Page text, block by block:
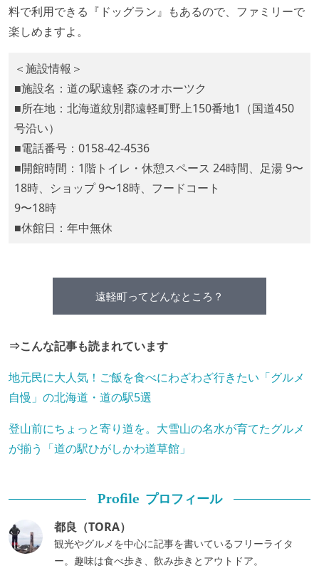
料で利用できる『ドッグラン』もあるので、ファミリーで
楽しめますよ。
＜施設情報＞
■施設名：道の駅遠軽 森のオホーツク
■所在地：北海道紋別郡遠軽町野上150番地1（国道450
号沿い）
■電話番号：0158-42-4536
■開館時間：1階トイレ・休憩スペース 24時間、足湯 9〜
18時、ショップ 9〜18時、フードコート
9〜18時
■休館日：年中無休
遠軽町ってどんなところ？
⇒こんな記事も読まれています
地元民に大人気！ご飯を食べにわざわざ行きたい「グルメ
自慢」の北海道・道の駅5選
登山前にちょっと寄り道を。大雪山の名水が育てたグルメ
が揃う「道の駅ひがしかわ道草館」
Profile プロフィール
都良（TORA）
観光やグルメを中心に記事を書いているフリーライタ
ー。趣味は食べ歩き、飲み歩きとアウトドア。